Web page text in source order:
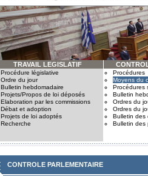
TRAVAIL LEGISLATIF
Procédure législative
Ordre du jour
Bulletin hebdomadaire
Projets/Propos de loi déposés
Elaboration par les commissions
Débat et adoption
Projets de loi adoptés
Recherche
Procédures
Moyens du
Procédures
Bulletin
Ordres du
Ordres du
Bulletin des
Bulletin des
CONTROLE PARLEMENTAIRE